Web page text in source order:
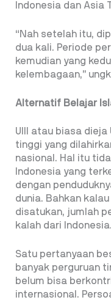
Indonesia dan Asia
“Nah setelah itu,
dua kali. Periode
kemudian yang
kelembagaan,’’
Alternatif Belajar
UIII atau biasa dieja
tinggi yang
nasional. Hal itu
Indonesia yang
dengan
dunia. Bahkan
disatukan, jumlah
kalah dari Indonesia.
Satu pertanyaan
banyak perguruan
belum bisa
internasional.